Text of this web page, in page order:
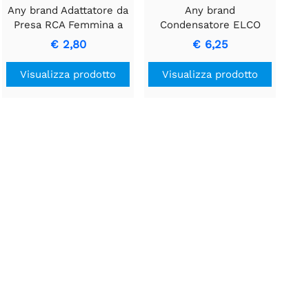
Any brand Adattatore da
Presa RCA Femmina a
Presa Femmina per
Connessioni Audio
€ 2,80
Visualizza prodotto
Any brand
Condensatore ELCO
RADIALE 6800µF 16V
per lo stoccaggio di
energia
€ 6,25
Visualizza prodotto